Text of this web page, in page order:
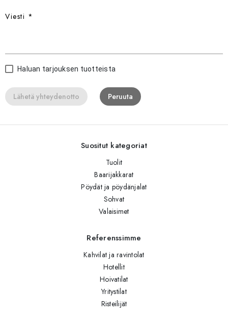
Viesti *
Haluan tarjouksen tuotteista
Lähetä yhteydenotto Peruuta
Suositut kategoriat
Tuolit
Baarijakkarat
Pöydät ja pöydänjalat
Sohvat
Valaisimet
Referenssimme
Kahvilat ja ravintolat
Hotellit
Hoivatilat
Yritystilat
Risteilijät